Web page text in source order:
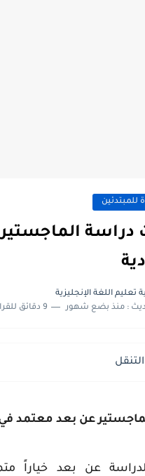
للمبتدئين
دراسة
تعليم اللغة الإنجليزية
: منذ بضع شهور 9 دقائق للقراءة
عن بعد معتمد
عن بعد خياراً